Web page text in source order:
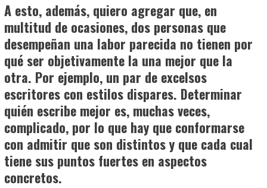
A esto, además, quiero agregar que, en
multitud de ocasiones, dos personas que
desempeñan una labor parecida no tienen por
qué ser objetivamente la una mejor que la
otra. Por ejemplo, un par de excelsos
escritores con estilos dispares. Determinar
quién escribe mejor es, muchas veces,
complicado, por lo que hay que conformarse
con admitir que son distintos y que cada cual
tiene sus puntos fuertes en aspectos
concretos.